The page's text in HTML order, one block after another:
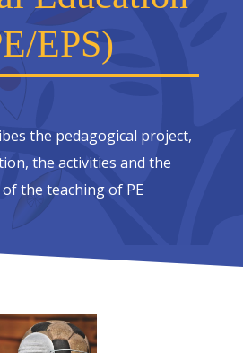
EPS)
the pedagogical project,
the activities and the
the teaching of PE